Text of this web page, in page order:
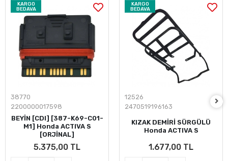
KARGO
BEDAVA
38770
2200000017598
BEYİN [CDI] [387-K69-C01-
M1] Honda ACTIVA S
[ORJİNAL]
5.375,00 TL
KARGO
BEDAVA
12526
2470519196163
KIZAK DEMİRİ SÜRGÜLÜ
Honda ACTIVA S
1.677,00 TL